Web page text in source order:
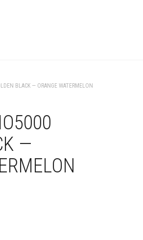
BLACK — ORANGE WATERMELON
—